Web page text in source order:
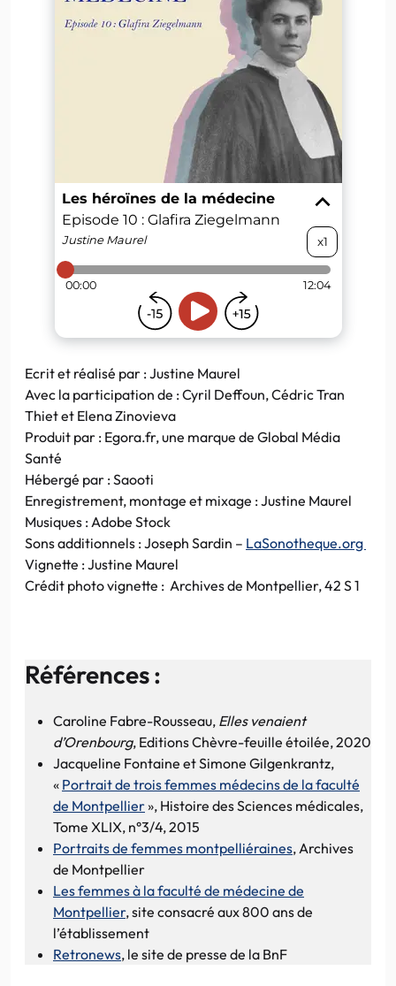
Ecrit et réalisé par : Justine Maurel
Avec la participation de : Cyril Deffoun, Cédric Tran
Thiet et Elena Zinovieva
Produit par : Egora.fr, une marque de Global Média
Santé
Hébergé par : Saooti
Enregistrement, montage et mixage : Justine Maurel
Musiques : Adobe Stock
Sons additionnels : Joseph Sardin – LaSonotheque.org
Vignette : Justine Maurel
Crédit photo vignette : Archives de Montpellier, 42 S 1
Références :
Caroline Fabre-Rousseau, Elles venaient
d’Orenbourg, Editions Chèvre-feuille étoilée, 2020
Jacqueline Fontaine et Simone Gilgenkrantz,
« Portrait de trois femmes médecins de la faculté
de Montpellier», Histoire des Sciences médicales,
Tome XLIX, n°3/4, 2015
Portraits de femmes montpelliéraines, Archives
de Montpellier
Les femmes à la faculté de médecine de
Montpellier, site consacré aux 800 ans de
l’établissement
Retronews, le site de presse de la BnF